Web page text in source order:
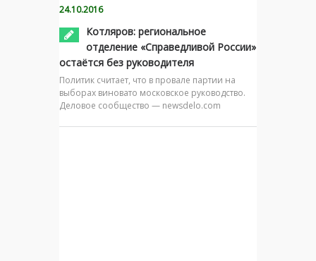
24.10.2016
Котляров: региональное
отделение «Справедливой России»
остаётся без руководителя
Политик считает, что в провале партии на
выборах виновато московское руководство.
Деловое сообщество — newsdelo.com